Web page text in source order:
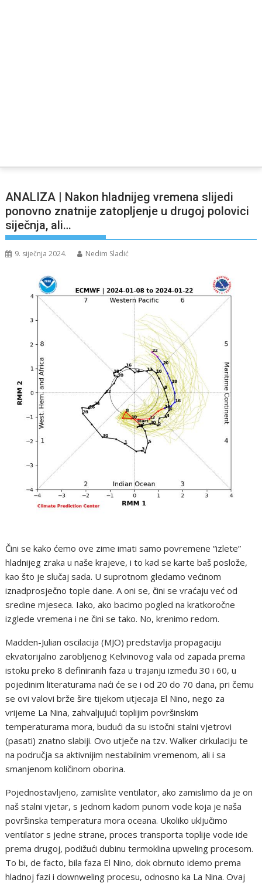
ANALIZA | Nakon hladnijeg vremena slijedi
ponovno znatnije zatopljenje u drugoj polovici
siječnja, ali…
9. siječnja 2024. Nedim Sladić
Čini se kako ćemo ove zime imati samo povremene “izlete”
hladnijeg zraka u naše krajeve, i to kad se karte baš poslože,
kao što je slučaj sada. U suprotnom gledamo većinom
iznadprosječno tople dane. A oni se, čini se vraćaju već od
sredine mjeseca. Iako, ako bacimo pogled na kratkoročne
izglede vremena i ne čini se tako. No, krenimo redom.
Madden-Julian oscilacija (MJO) predstavlja propagaciju
ekvatorijalno zarobljenog Kelvinovog vala od zapada prema
istoku preko 8 definiranih faza u trajanju između 30 i 60, u
pojedinim literaturama naći će se i od 20 do 70 dana, pri čemu
se ovi valovi brže šire tijekom utjecaja El Nino, nego za
vrijeme La Nina, zahvaljujući toplijim površinskim
temperaturama mora, budući da su istočni stalni vjetrovi
(pasati) znatno slabiji. Ovo utječe na tzv. Walker cirkulaciju te
na područja sa aktivnijim nestabilnim vremenom, ali i sa
smanjenom količinom oborina.
Pojednostavljeno, zamislite ventilator, ako zamislimo da je on
naš stalni vjetar, s jednom kadom punom vode koja je naša
površinska temperatura mora oceana. Ukoliko uključimo
ventilator s jedne strane, proces transporta toplije vode ide
prema drugoj, podižući dubinu termoklina upweling procesom.
To bi, de facto, bila faza El Nino, dok obrnuto idemo prema
hladnoj fazi i downweling procesu, odnosno ka La Nina. Ovaj